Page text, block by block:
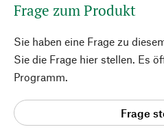
Frage zum Produkt
Sie haben eine Frage zu
Sie die Frage hier stellen. Es
Programm.
Frage